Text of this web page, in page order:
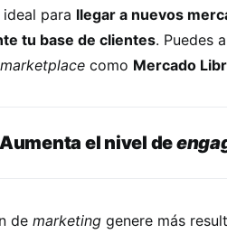
para llegar a nuevos
tu base de clientes. Puedes
marketplace como Mercado
el nivel de
de marketing genere más